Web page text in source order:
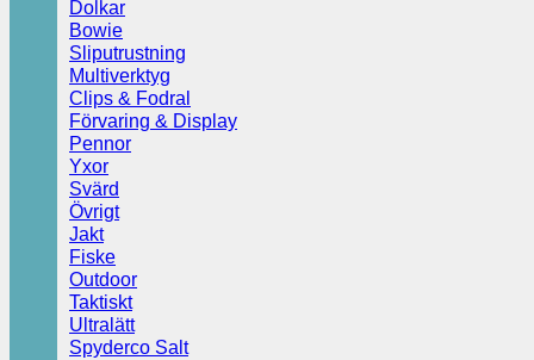
Dolkar
Bowie
Sliputrustning
Multiverktyg
Clips & Fodral
Förvaring & Display
Pennor
Yxor
Svärd
Övrigt
Jakt
Fiske
Outdoor
Taktiskt
Ultralätt
Spyderco Salt